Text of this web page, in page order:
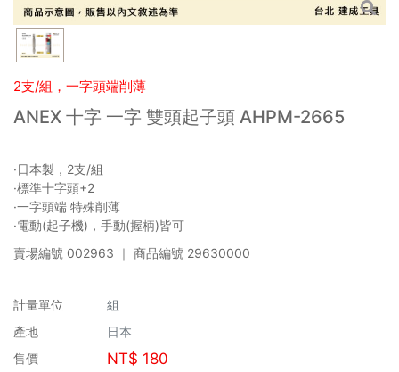
2支/組，一字頭端削薄
ANEX 十字 一字 雙頭起子頭 AHPM-2665
·日本製，2支/組
·標準十字頭+2
·一字頭端 特殊削薄
·電動(起子機)，手動(握柄)皆可
賣場編號 002963 ｜ 商品編號 29630000
計量單位
組
產地
日本
售價
NT$ 180